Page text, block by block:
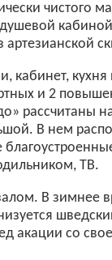
чистого
кабинет, кухня
и 2
рассчитаны
В нем
ТВ.
В зимнее
акации со